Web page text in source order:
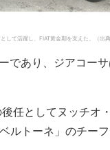
して活躍し、FIAT黄金期を支えた。（
であり、ジアコー
任としてヌッチオ
ルトーネ」のチー